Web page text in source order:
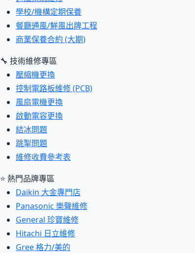
學校/機構定期保養
餐廳通風/鮮風出牌工程
商業保養合約 (大期)
🔧 技術維修專區
壓縮機更換
控制電路板維修 (PCB)
風扇電機更換
啟動電容更換
結冰問題
跳掣問題
維修收費參考表
⭐ 熱門品牌專區
Daikin 大金專門店
Panasonic 樂聲維修
General 珍寶維修
Hitachi 日立維修
Gree 格力/美的